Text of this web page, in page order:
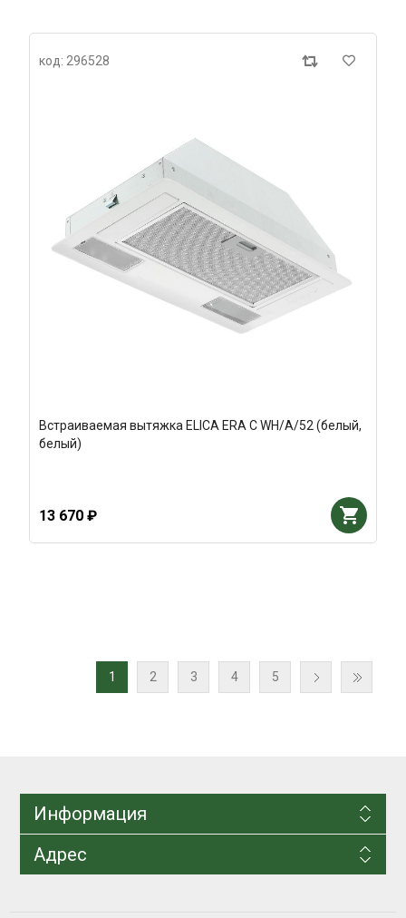
код: 296528
Встраиваемая вытяжка ELICA ERA C WH/A/52 (белый,
белый)
13 670 ₽
1 2 3 4 5
Информация
Адрес